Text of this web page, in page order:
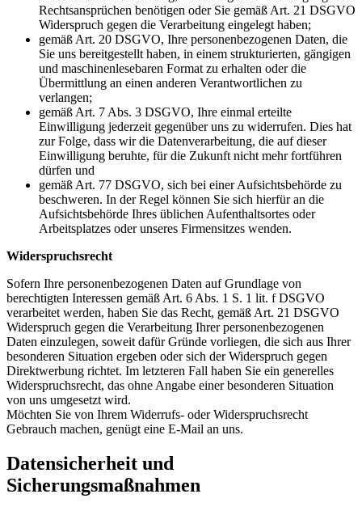
Rechtsansprüchen benötigen oder Sie gemäß Art. 21 DSGVO
Widerspruch gegen die Verarbeitung eingelegt haben;
gemäß Art. 20 DSGVO, Ihre personenbezogenen Daten, die
Sie uns bereitgestellt haben, in einem strukturierten, gängigen
und maschinenlesebaren Format zu erhalten oder die
Übermittlung an einen anderen Verantwortlichen zu
verlangen;
gemäß Art. 7 Abs. 3 DSGVO, Ihre einmal erteilte
Einwilligung jederzeit gegenüber uns zu widerrufen. Dies hat
zur Folge, dass wir die Datenverarbeitung, die auf dieser
Einwilligung beruhte, für die Zukunft nicht mehr fortführen
dürfen und
gemäß Art. 77 DSGVO, sich bei einer Aufsichtsbehörde zu
beschweren. In der Regel können Sie sich hierfür an die
Aufsichtsbehörde Ihres üblichen Aufenthaltsortes oder
Arbeitsplatzes oder unseres Firmensitzes wenden.
Widerspruchsrecht
Sofern Ihre personenbezogenen Daten auf Grundlage von
berechtigten Interessen gemäß Art. 6 Abs. 1 S. 1 lit. f DSGVO
verarbeitet werden, haben Sie das Recht, gemäß Art. 21 DSGVO
Widerspruch gegen die Verarbeitung Ihrer personenbezogenen
Daten einzulegen, soweit dafür Gründe vorliegen, die sich aus Ihrer
besonderen Situation ergeben oder sich der Widerspruch gegen
Direktwerbung richtet. Im letzteren Fall haben Sie ein generelles
Widerspruchsrecht, das ohne Angabe einer besonderen Situation
von uns umgesetzt wird.
Möchten Sie von Ihrem Widerrufs- oder Widerspruchsrecht
Gebrauch machen, genügt eine E-Mail an uns.
Datensicherheit und
Sicherungsmaßnahmen